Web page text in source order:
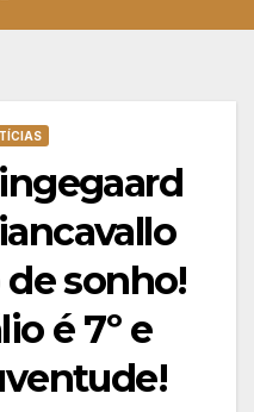
de sonho!
é 7º e